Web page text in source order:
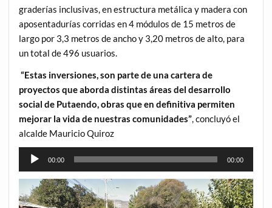
graderías inclusivas, en estructura metálica y madera con
aposentadurías corridas en 4 módulos de 15 metros de
largo por 3,3 metros de ancho y 3,20 metros de alto, para
un total de 496 usuarios.
“Estas inversiones, son parte de una cartera de
proyectos que aborda distintas áreas del desarrollo
social de Putaendo, obras que en definitiva permiten
mejorar la vida de nuestras comunidades”, concluyó el
alcalde Mauricio Quiroz
Reproductor
Audio
00:00 00:00